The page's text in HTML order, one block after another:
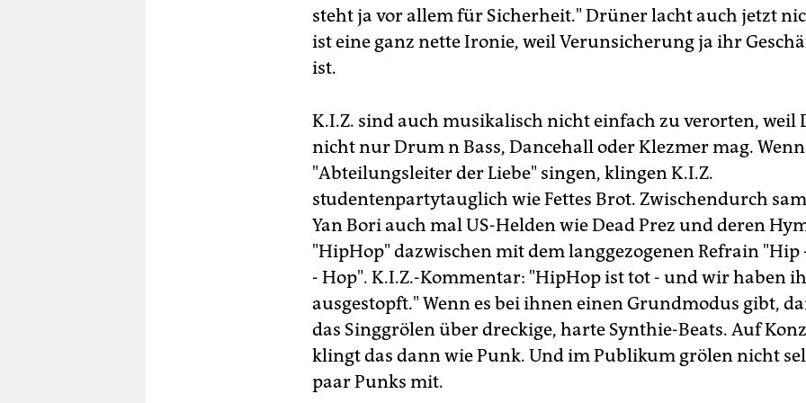
steht ja vor allem für Sicherheit." Drüner lacht auch jetzt
ist eine ganz nette Ironie, weil Verunsicherung ja ihr
ist.
K.I.Z. sind auch musikalisch nicht einfach zu verorten, weil
nicht nur Drum n Bass, Dancehall oder Klezmer mag.
"Abteilungsleiter der Liebe" singen, klingen K.I.Z.
studentenpartytauglich wie Fettes Brot. Zwischendurch
Yan Bori auch mal US-Helden wie Dead Prez und deren
"HipHop" dazwischen mit dem langgezogenen Refrain "Hip
- Hop". K.I.Z.-Kommentar: "HipHop ist tot - und wir haben
ausgestopft." Wenn es bei ihnen einen Grundmodus gibt,
das Singgrölen über dreckige, harte Synthie-Beats. Auf
klingt das dann wie Punk. Und im Publikum grölen nicht
paar Punks mit.